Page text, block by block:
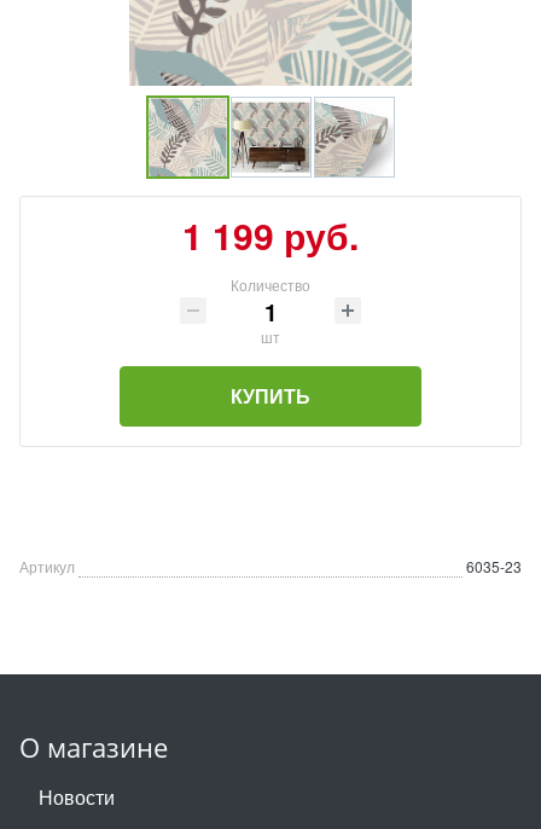
1 199 руб.
Количество
шт
КУПИТЬ
Артикул 6035-23
О магазине
Новости